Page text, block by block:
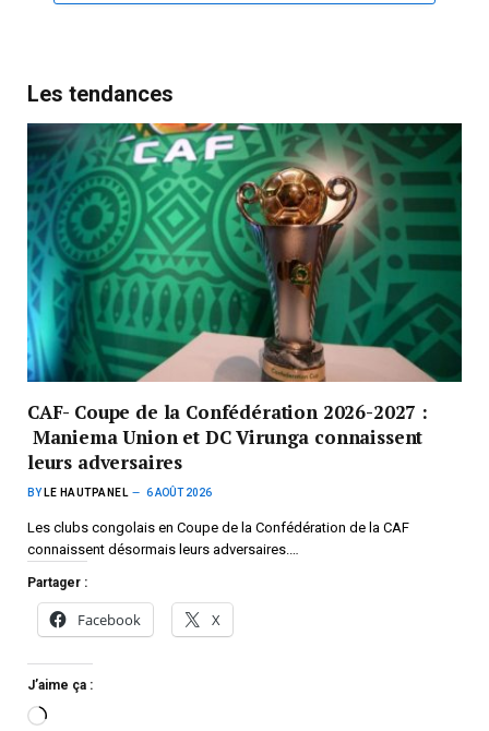
Les tendances
CAF- Coupe de la Confédération 2026-2027 :
Maniema Union et DC Virunga connaissent
leurs adversaires
BY LE HAUTPANEL 6 AOÛT 2026
Les clubs congolais en Coupe de la Confédération de la CAF
connaissent désormais leurs adversaires.…
Partager :
Facebook X
J’aime ça :